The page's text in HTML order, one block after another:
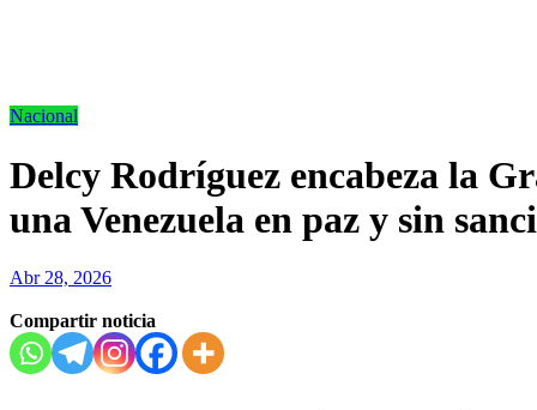
Nacional
Delcy Rodríguez encabeza la
una Venezuela en paz y sin
Abr 28, 2026
Compartir noticia